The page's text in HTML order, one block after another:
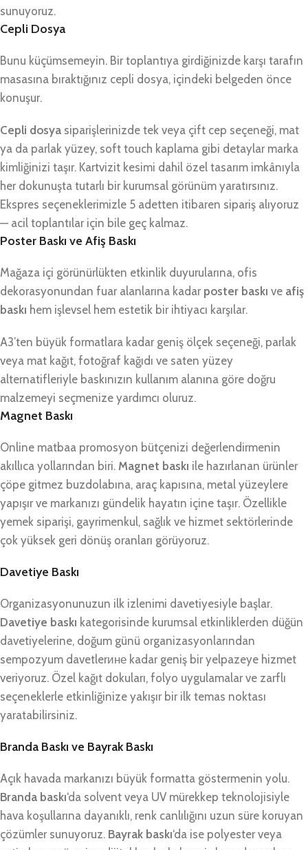
sunuyoruz.
Cepli Dosya
Bunu küçümsemeyin. Bir toplantıya girdiğinizde karşı tarafın
masasına bıraktığınız cepli dosya, içindeki belgeden önce
konuşur.
Cepli dosya siparişlerinizde tek veya çift cep seçeneği, mat
ya da parlak yüzey, soft touch kaplama gibi detaylar marka
kimliğinizi taşır. Kartvizit kesimi dahil özel tasarım imkânıyla
her dokunuşta tutarlı bir kurumsal görünüm yaratırsınız.
Ekspres seçeneklerimizle 5 adetten itibaren sipariş alıyoruz
— acil toplantılar için bile geç kalmaz.
Poster Baskı ve Afiş Baskı
Mağaza içi görünürlükten etkinlik duyurularına, ofis
dekorasyonundan fuar alanlarına kadar poster baskı ve afiş
baskı hem işlevsel hem estetik bir ihtiyacı karşılar.
A3’ten büyük formatlara kadar geniş ölçek seçeneği, parlak
veya mat kağıt, fotoğraf kağıdı ve saten yüzey
alternatifleriyle baskınızın kullanım alanına göre doğru
malzemeyi seçmenize yardımcı oluruz.
Magnet Baskı
Online matbaa promosyon bütçenizi değerlendirmenin
akıllıca yollarından biri. Magnet baskı ile hazırlanan ürünler
çöpe gitmez buzdolabına, araç kapısına, metal yüzeylere
yapışır ve markanızı gündelik hayatın içine taşır. Özellikle
yemek siparişi, gayrimenkul, sağlık ve hizmet sektörlerinde
çok yüksek geri dönüş oranları görüyoruz.
Davetiye Baskı
Organizasyonunuzun ilk izlenimi davetiyesiyle başlar.
Davetiye baskı kategorisinde kurumsal etkinliklerden düğün
davetiyelerine, doğum günü organizasyonlarından
sempozyum davetlerине kadar geniş bir yelpazeye hizmet
veriyoruz. Özel kağıt dokuları, folyo uygulamalar ve zarflı
seçeneklerle etkinliğinize yakışır bir ilk temas noktası
yaratabilirsiniz.
Branda Baskı ve Bayrak Baskı
Açık havada markanızı büyük formatta göstermenin yolu.
Branda baskı‘da solvent veya UV mürekkep teknolojisiyle
hava koşullarına dayanıklı, renk canlılığını uzun süre koruyan
çözümler sunuyoruz. Bayrak baskı‘da ise polyester veya